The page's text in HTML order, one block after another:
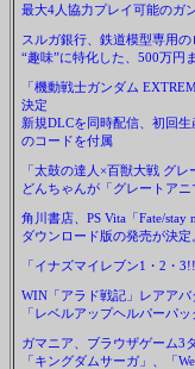
最大4人協力プレイ可能のガ
スルガ銀行、鉄道模型専用
“趣味”に特化した、500万円
「機動戦士ガンダム
決定
新規DLCを同時配信、初回生
のコードを付属
「太鼓の達人×百獣大戦 グ
どんちゃんが「グレートア
角川書店、PS Vita「Fate/stay
ダウンロード版の発売が決
「イナズマイレブン1・2・
WIN「アラド戦記」レアア
「レベルアップヘルパーパ
ガマニア、ブラウザゲーム3
「キングダムサーガ」、「